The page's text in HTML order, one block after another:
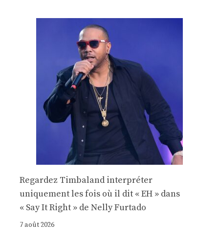
Regardez Timbaland interpréter
uniquement les fois où il dit « EH » dans
« Say It Right » de Nelly Furtado
7 août 2026